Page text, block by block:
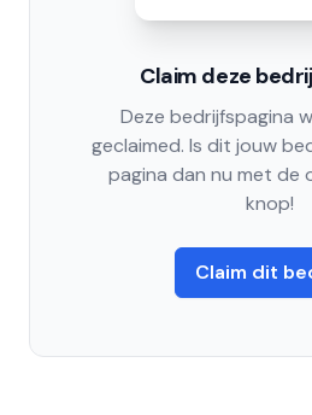
Claim deze
Deze bedrijfspagina
geclaimed. Is dit jouw
pagina dan nu met de
knop!
Claim dit